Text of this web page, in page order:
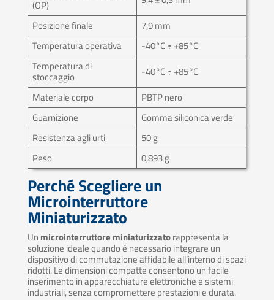
(OP)
Posizione finale
7,9 mm
Temperatura operativa
-40°C ÷ +85°C
Temperatura di
stoccaggio
-40°C ÷ +85°C
Materiale corpo
PBTP nero
Guarnizione
Gomma siliconica verde
Resistenza agli urti
50 g
Peso
0,893 g
Perché Scegliere un
Microinterruttore
Miniaturizzato
Un microinterruttore miniaturizzatorappresenta la
soluzione ideale quando è necessario integrare un
dispositivo di commutazione affidabile all’interno di spazi
ridotti. Le dimensioni compatte consentono un facile
inserimento in apparecchiature elettroniche e sistemi
industriali, senza compromettere prestazioni e durata.